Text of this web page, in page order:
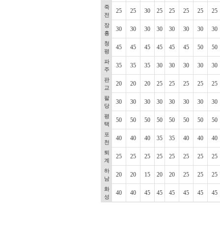
죽
전
25 25 30 25 25 25 25 25
장
흥
30 30 30 30 30 30 30 30
청
평
45 45 45 45 45 45 50 50
파
주
35 35 35 30 30 30 30 30
판
교
20 20 20 25 25 25 25 25
팔
당
30 30 30 30 30 30 30 30
평
택
50 50 50 50 50 50 50 50
포
천
40 40 40 35 35 40 40 40
퇴
계
25 25 25 25 25 25 25 25
하
남
20 20 15 20 20 25 25 25
화
성
40 40 45 45 45 45 45 45